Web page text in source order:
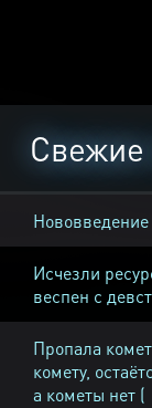
Свежие
Исчезли
веспен с
Пропала
комету,
а кометы нет (